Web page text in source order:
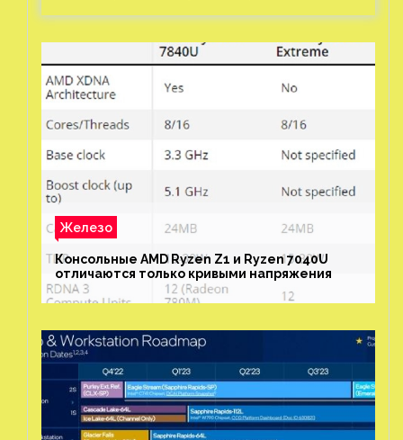
Железо
Консольные AMD Ryzen Z1 и Ryzen 7040U
отличаются только кривыми напряжения